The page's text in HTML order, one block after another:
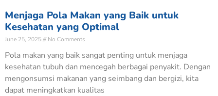
Menjaga Pola Makan yang Baik untuk
Kesehatan yang Optimal
June 25, 2025 No Comments
Pola makan yang baik sangat penting untuk menjaga
kesehatan tubuh dan mencegah berbagai penyakit. Dengan
mengonsumsi makanan yang seimbang dan bergizi, kita
dapat meningkatkan kualitas